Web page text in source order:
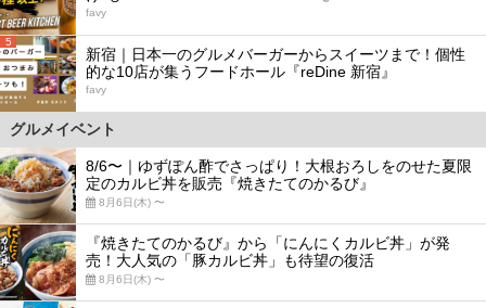
favy
5
新宿｜日本一のグルメバーガーからスイーツまで！個性
的な10店が集うフードホール『reDine 新宿』
favy
グルメイベント
8/6〜｜ゆずぽん酢でさっぱり！大根おろしをのせた夏限
定のカルビ丼を販売『焼きたてのかるび』
8月6日(木) 〜
『焼きたてのかるび』から「にんにくカルビ丼」が発
売！大人気の「豚カルビ丼」も待望の復活
8月6日(木) 〜